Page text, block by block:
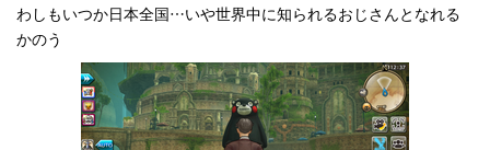
わしもいつか日本全国…いや世界中に知られるおじさんとなれる
かのう